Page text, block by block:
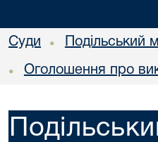
Суди • Подільський
• Оголошення про